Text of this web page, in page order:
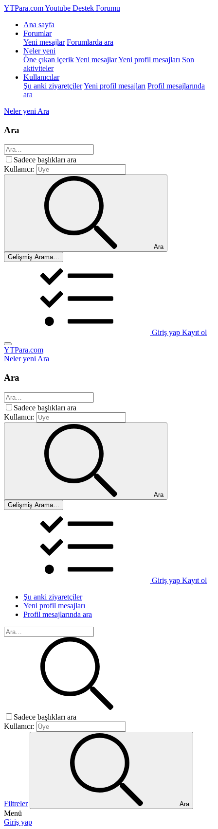
YTPara.comYoutube Destek Forumu
Ana sayfa
Forumlar
Yeni mesajlar Forumlarda ara
Neler yeni
Öne çıkan içerikYeni mesajlarYeni profil mesajları Son
aktiviteler
Kullanıcılar
Şu anki ziyaretçilerYeni profil mesajları Profil mesajlarında
ara
Neler yeni Ara
Ara
Sadece başlıkları ara
Kullanıcı:
Ara
Gelişmiş Arama…
Giriş yap Kayıt ol
YTPara.com
Neler yeniAra
Ara
Sadece başlıkları ara
Kullanıcı:
Ara
Gelişmiş Arama…
Giriş yap Kayıt ol
Şu anki ziyaretçiler
Yeni profil mesajları
Profil mesajlarında ara
Sadece başlıkları ara
Kullanıcı:
Filtreler Ara
Menü
Giriş yap